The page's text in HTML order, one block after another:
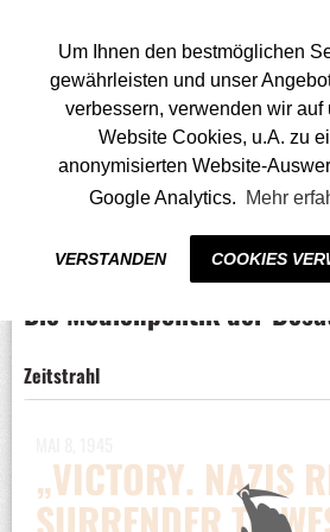
Um Ihnen den bestmöglichen
gewährleisten und unser
verbessern, verwenden wir auf
Website Cookies, u.A. zu
anonymisierten Website-
Google Analytics.
Mehr
VERSTANDEN COOKIES
Die Medienpolitik der
Zeitstrahl
„VICTORY. NAZIS
SURRENDER TO